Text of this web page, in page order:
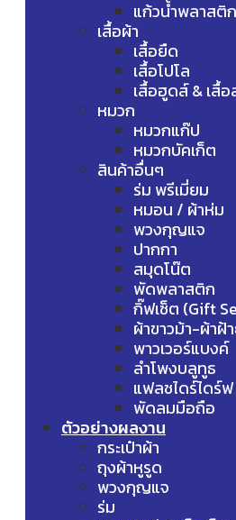
แก้วน้ำพลาสติก
เสื้อผ้า
เสื้อยืด
เสื้อโปโล
เสื้อฮูดส์ & เสื้อ
หมวก
หมวกแก๊ป
หมวกบัคเก็ต
สินค้าอื่นๆ
ร่ม พรีเมี่ยม
หมอน / ผ้าห่ม
พวงกุญแจ
ปากกา
สมุดโน๊ต
พัดพลาสติก
กิ๊ฟเซ็ต (Gift
ผ้าขาวม้า-ผ้าฝ้
พาวเวอร์แบงค์
ลำโพงบลูทูธ
แฟลชไดร์ไดร์ฟ
พัดลมมือถือ
ตัวอย่างผลงาน
กระเป๋าผ้า
ถุงผ้าหูรูด
พวงกุญแจ
ร่ม